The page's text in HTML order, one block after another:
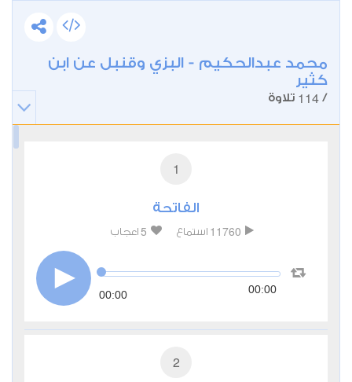
محمد عبدالحكيم - البزي وقنبل عن ابن
كثير
/
114 تلاوة
1
الفاتحة
11760 استماع 5 اعجاب
00:00 00:00
2